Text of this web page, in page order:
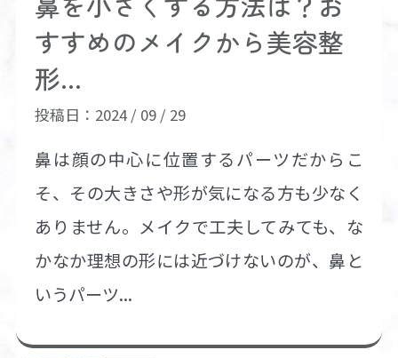
すすめのメイクから美容整
形...
投稿日：2024 / 09 / 29
鼻は顔の中心に位置するパーツだからこ
そ、その大きさや形が気になる方も少なく
ありません。メイクで工夫してみても、な
かなか理想の形には近づけないのが、鼻と
いうパーツ...